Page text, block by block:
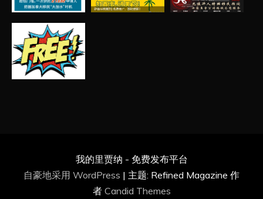
我的里贾纳 - 免费发布平台
自豪地采用 WordPress | 主题: Refined Magazine 作
者 Candid Themes